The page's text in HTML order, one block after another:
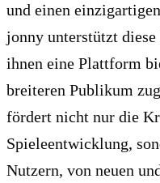
und einen
jonny unterstützt
ihnen eine Plattform
breiteren Publikum
fördert nicht nur die
Spieleentwicklung,
Nutzern, von neuen